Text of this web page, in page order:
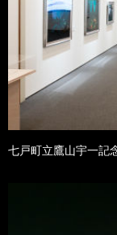
七戸町立鷹山宇一記